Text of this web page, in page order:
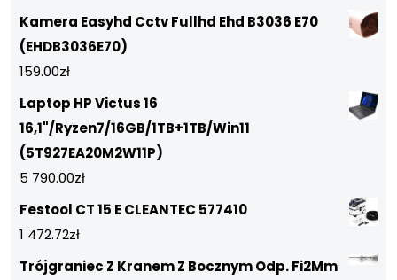
Kamera Easyhd Cctv Fullhd Ehd B3036 E70
(EHDB3036E70)
159.00zł
Laptop HP Victus 16
16,1"/Ryzen7/16GB/1TB+1TB/Win11
(5T927EA20M2W11P)
5 790.00zł
Festool CT 15 E CLEANTEC 577410
1 472.72zł
Trójgraniec Z Kranem Z Bocznym Odp. Fi2Mm